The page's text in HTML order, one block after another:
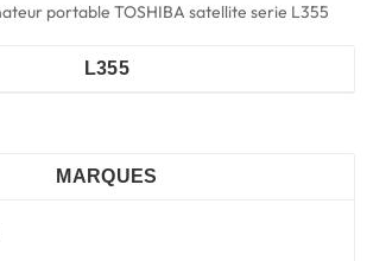
portable TOSHIBA satellite serie L355
L355
MARQUES